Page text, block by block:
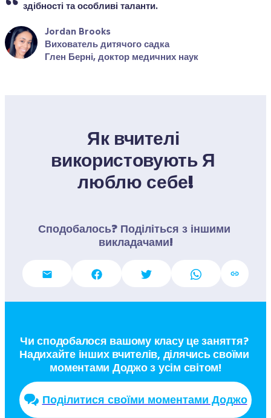
здібності та особливі таланти.
Jordan Brooks
Вихователь дитячого садка
Глен Берні, доктор медичних наук
Як вчителі
використовують Я
люблю себе!
Сподобалось? Поділіться з іншими
викладачами!
Чи сподобалося вашому класу це заняття?
Надихайте інших вчителів, ділячись своїми
моментами Доджо з усім світом!
Поділитися своїми моментами Доджо